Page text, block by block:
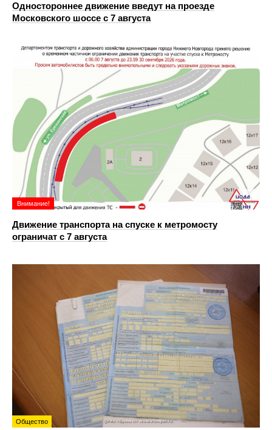
Одностороннее движение введут на проезде
Московского шоссе с 7 августа
Внимание!
Движение транспорта на спуске к метромосту
ограничат с 7 августа
Общество